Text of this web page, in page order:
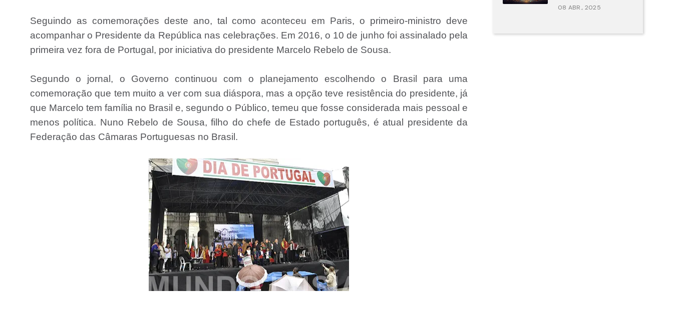
Seguindo as comemorações deste ano, tal como aconteceu em Paris, o primeiro-ministro deve
acompanhar o Presidente da República nas celebrações. Em 2016, o 10 de junho foi assinalado pela
primeira vez fora de Portugal, por iniciativa do presidente Marcelo Rebelo de Sousa.
Segundo o jornal, o Governo continuou com o planejamento escolhendo o Brasil para uma
comemoração que tem muito a ver com sua diáspora, mas a opção teve resistência do presidente, já
que Marcelo tem família no Brasil e, segundo o Público, temeu que fosse considerada mais pessoal e
menos política. Nuno Rebelo de Sousa, filho do chefe de Estado português, é atual presidente da
Federação das Câmaras Portuguesas no Brasil.
08 ABR., 2025